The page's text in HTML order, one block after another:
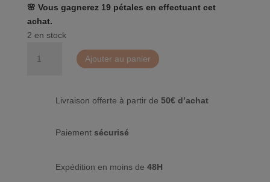
🌸 Vous gagnerez 19 pétales en effectuant cet
achat.
2 en stock
Endrocosmétique
Ajouter au panier
Livraison offerte à partir de 50€ d’achat
Paiement sécurisé
Expédition en moins de 48H